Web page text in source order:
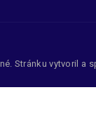
Stránku vytvoril a